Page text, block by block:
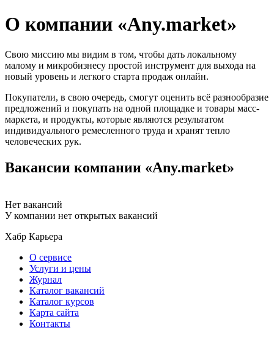
О компании «Any.market»
Свою миссию мы видим в том, чтобы дать локальному
малому и микробизнесу простой инструмент для выхода на
новый уровень и легкого старта продаж онлайн.
Покупатели, в свою очередь, смогут оценить всё разнообразие
предложений и покупать на одной площадке и товары масс-
маркета, и продукты, которые являются результатом
индивидуального ремесленного труда и хранят тепло
человеческих рук.
Вакансии компании «Any.market»
Нет вакансий
У компании нет открытых вакансий
Хабр Карьера
О сервисе
Услуги и цены
Журнал
Каталог вакансий
Каталог курсов
Карта сайта
Контакты